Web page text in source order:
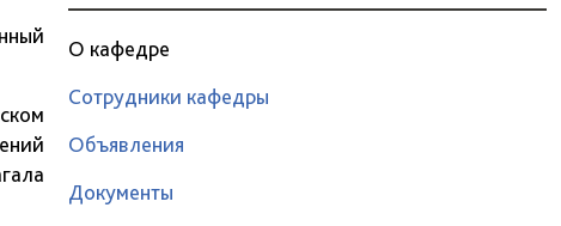
О кафедре
Сотрудники кафедры
Объявления
Документы